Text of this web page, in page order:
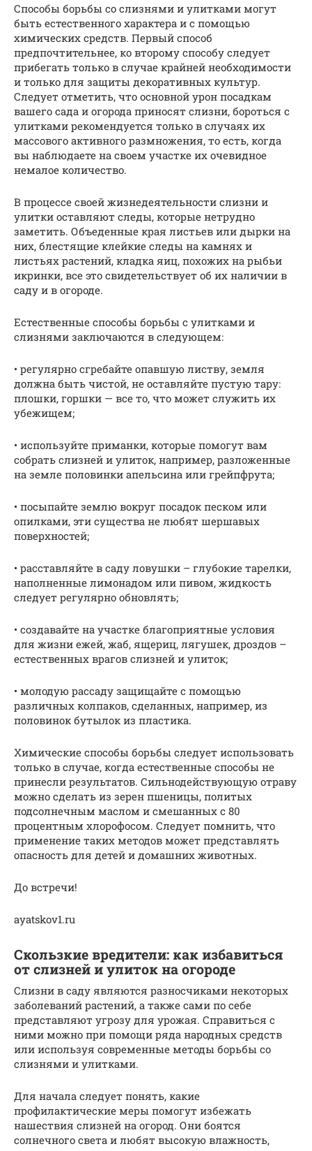
Способы борьбы со слизнями и улитками могут
быть естественного характера и с помощью
химических средств. Первый способ
предпочтительнее, ко второму способу следует
прибегать только в случае крайней необходимости
и только для защиты декоративных культур.
Следует отметить, что основной урон посадкам
вашего сада и огорода приносят слизни, бороться с
улитками рекомендуется только в случаях их
массового активного размножения, то есть, когда
вы наблюдаете на своем участке их очевидное
немалое количество.
В процессе своей жизнедеятельности слизни и
улитки оставляют следы, которые нетрудно
заметить. Объеденные края листьев или дырки на
них, блестящие клейкие следы на камнях и
листьях растений, кладка яиц, похожих на рыбьи
икринки, все это свидетельствует об их наличии в
саду и в огороде.
Естественные способы борьбы с улитками и
слизнями заключаются в следующем:
• регулярно сгребайте опавшую листву, земля
должна быть чистой, не оставляйте пустую тару:
плошки, горшки — все то, что может служить их
убежищем;
• используйте приманки, которые помогут вам
собрать слизней и улиток, например, разложенные
на земле половинки апельсина или грейпфрута;
• посыпайте землю вокруг посадок песком или
опилками, эти существа не любят шершавых
поверхностей;
• расставляйте в саду ловушки – глубокие тарелки,
наполненные лимонадом или пивом, жидкость
следует регулярно обновлять;
• создавайте на участке благоприятные условия
для жизни ежей, жаб, ящериц, лягушек, дроздов –
естественных врагов слизней и улиток;
• молодую рассаду защищайте с помощью
различных колпаков, сделанных, например, из
половинок бутылок из пластика.
Химические способы борьбы следует использовать
только в случае, когда естественные способы не
принесли результатов. Сильнодействующую отраву
можно сделать из зерен пшеницы, политых
подсолнечным маслом и смешанных с 80
процентным хлорофосом. Следует помнить, что
применение таких методов может представлять
опасность для детей и домашних животных.
До встречи!
ayatskov1.ru
Скользкие вредители: как избавиться
от слизней и улиток на огороде
Слизни в саду являются разносчиками некоторых
заболеваний растений, а также сами по себе
представляют угрозу для урожая. Справиться с
ними можно при помощи ряда народных средств
или используя современные методы борьбы со
слизнями и улитками.
Для начала следует понять, какие
профилактические меры помогут избежать
нашествия слизней на огород. Они боятся
солнечного света и любят высокую влажность,